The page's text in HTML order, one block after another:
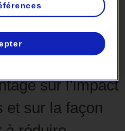
sur l’impact
et sur la façon